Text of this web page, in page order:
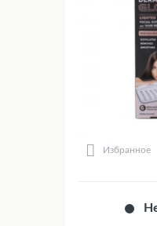
Избранное